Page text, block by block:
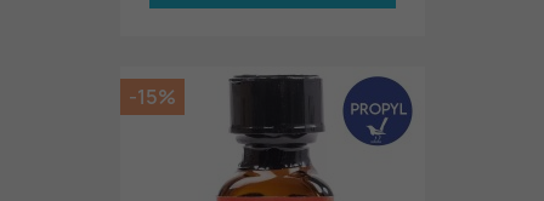
-15%